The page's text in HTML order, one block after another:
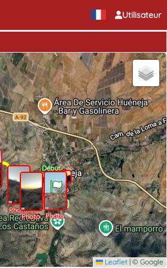
Utilisateur
Début
Photo
Photo
Photo Photo
Leaflet | © Google